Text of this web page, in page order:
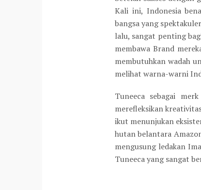
Kali ini, Indonesia
bangsa yang
lalu, sangat penting
membawa Brand
membutuhkan wadah
melihat warna-warni
Tuneeca sebagai merk
merefleksikan
ikut menunjukan
hutan belantara
mengusung ledakan
Tuneeca yang sangat